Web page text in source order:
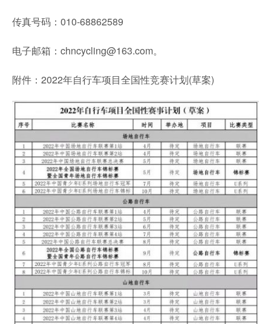
传真号码：010-68862589
电子邮箱：chncycling@163.com。
附件：2022年自行车项目全国性竞赛计划(草案)